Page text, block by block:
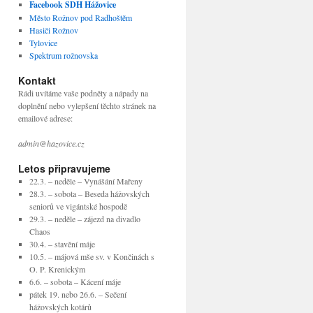
Facebook SDH Hážovice
Město Rožnov pod Radhoštěm
Hasiči Rožnov
Tylovice
Spektrum rožnovska
Kontakt
Rádi uvítáme vaše podněty a nápady na
doplnění nebo vylepšení těchto stránek na
emailové adrese:
admin@hazovice.cz
Letos připravujeme
22.3. – neděle – Vynášání Mařeny
28.3. – sobota – Beseda hážovských
seniorů ve vigántské hospodě
29.3. – neděle – zájezd na divadlo
Chaos
30.4. – stavění máje
10.5. – májová mše sv. v Končinách s
O. P. Krenickým
6.6. – sobota – Kácení máje
pátek 19. nebo 26.6. – Sečení
hážovských kotárů